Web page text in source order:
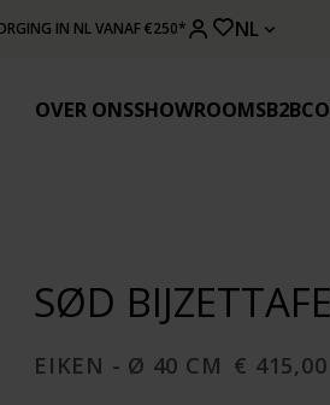
IN NL VANAF €250* NL
OVER ONSSHOWROOMSB2B
SØD
EIKEN - Ø 40 CM € 415,00